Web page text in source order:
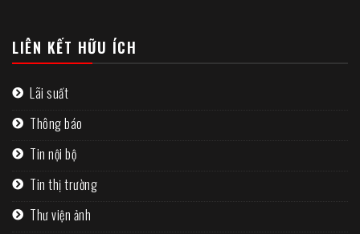
LIÊN KẾT HỮU ÍCH
Lãi suất
Thông báo
Tin nội bộ
Tin thị trường
Thư viện ảnh